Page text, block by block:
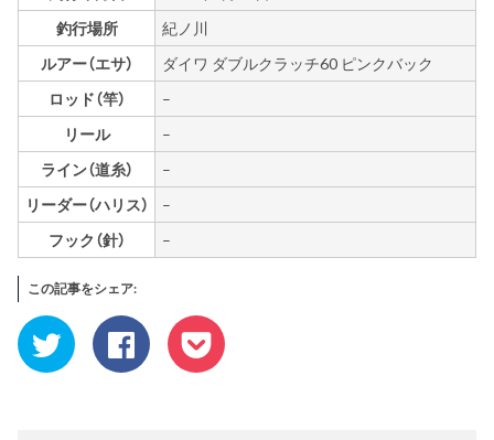
釣行場所
紀ノ川
ルアー（エサ）
ダイワ ダブルクラッチ60 ピンクバック
ロッド（竿）
–
リール
–
ライン（道糸）
–
リーダー（ハリス）
–
フック（針）
–
この記事をシェア:
ク
リ
ッ
ク
Facebook
で
共
有
ク
リ
ッ
ク